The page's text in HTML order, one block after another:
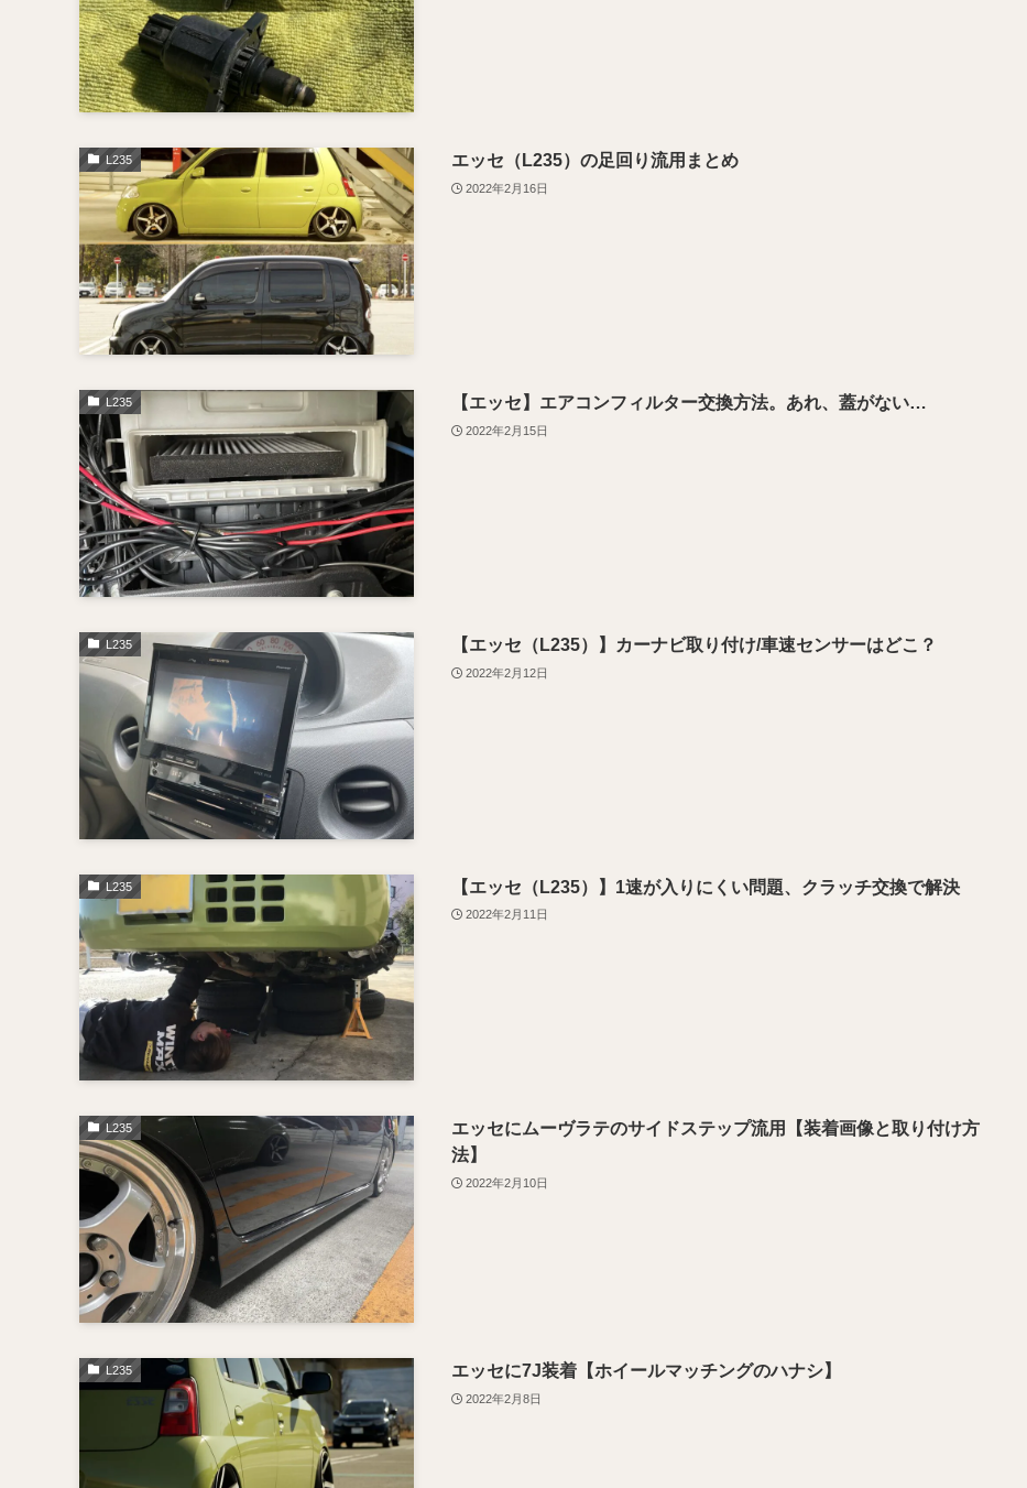
L235 エッセ（L235）の足回り流用まとめ
2022年2月16日
L235 【エッセ】エアコンフィルター交換方法。あれ、蓋がない…
2022年2月15日
L235 【エッセ（L235）】カーナビ取り付け/車速センサーはどこ？
2022年2月12日
L235 【エッセ（L235）】1速が入りにくい問題、クラッチ交換で解決
2022年2月11日
L235
エッセにムーヴラテのサイドステップ流用【装着画像と取り付け方
法】
2022年2月10日
L235 エッセに7J装着【ホイールマッチングのハナシ】
2022年2月8日